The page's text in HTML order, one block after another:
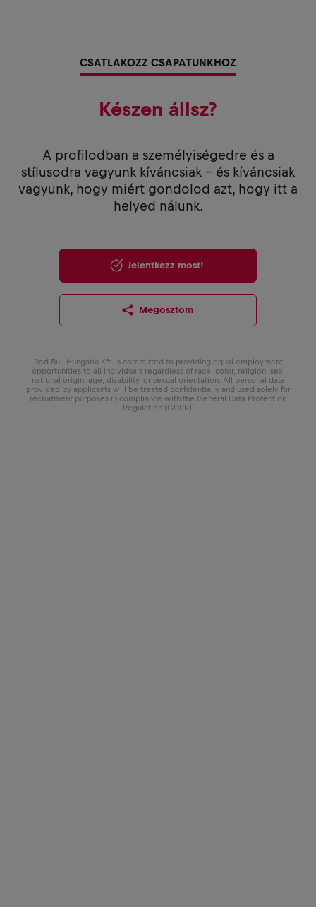
CSATLAKOZZ CSAPATUNKHOZ
Készen állsz?
A profilodban a személyiségedre és a
stílusodra vagyunk kíváncsiak - és kíváncsiak
vagyunk, hogy miért gondolod azt, hogy itt a
helyed nálunk.
Jelentkezz most!
Megosztom
Red Bull Hungaria Kft. is committed to providing equal employment
opportunities to all individuals regardless of race, color, religion, sex,
national origin, age, disability, or sexual orientation. All personal data
provided by applicants will be treated confidentially and used solely for
recruitment purposes in compliance with the General Data Protection
Regulation (GDPR).